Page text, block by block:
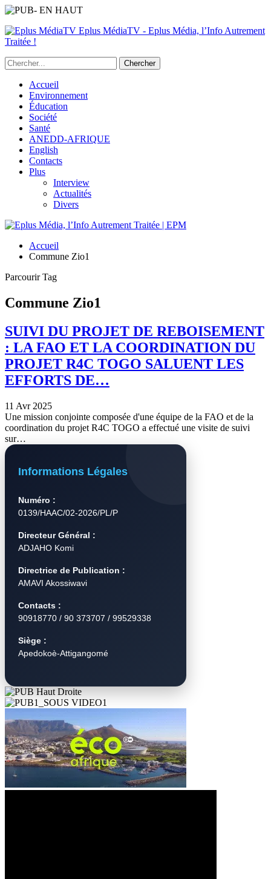
Eplus MédiaTV - Eplus Média, l’Info Autrement
Traitée !
Accueil
Environnement
Éducation
Société
Santé
ANEDD-AFRIQUE
English
Contacts
Plus
Interview
Actualités
Divers
Accueil
Commune Zio1
Parcourir Tag
Commune Zio1
SUIVI DU PROJET DE REBOISEMENT
: LA FAO ET LA COORDINATION DU
PROJET R4C TOGO SALUENT LES
EFFORTS DE…
11 Avr 2025
Une mission conjointe composée d'une équipe de la FAO et de la
coordination du projet R4C TOGO a effectué une visite de suivi
sur…
Informations Légales
Numéro :
0139/HAAC/02-2026/PL/P
Directeur Général :
ADJAHO Komi
Directrice de Publication :
AMAVI Akossiwavi
Contacts :
90918770 / 90 373707 / 99529338
Siège :
Apedokoè-Attigangomé